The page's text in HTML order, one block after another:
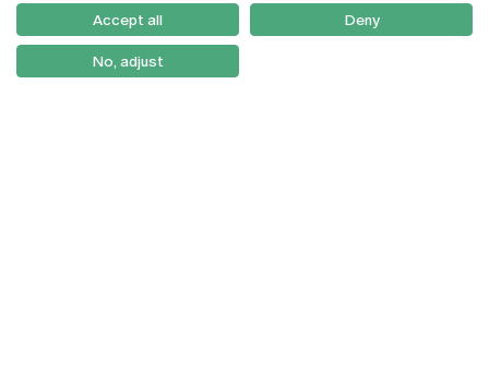
Como Chegar
Newsletter
Accept all Deny
No, adjust